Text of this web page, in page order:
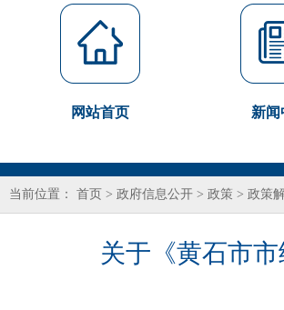
网站首页 新闻
当前位置： 首页 > 政府信息公开 > 政策 > 政策
关于《黄石市